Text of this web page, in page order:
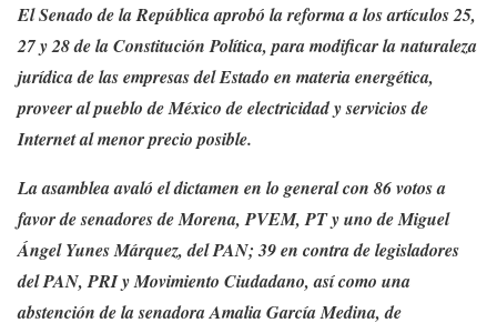
El Senado de la República aprobó la reforma a los artículos 25,
27 y 28 de la Constitución Política, para modificar la naturaleza
jurídica de las empresas del Estado en materia energética,
proveer al pueblo de México de electricidad y servicios de
Internet al menor precio posible.
La asamblea avaló el dictamen en lo general con 86 votos a
favor de senadores de Morena, PVEM, PT y uno de Miguel
Ángel Yunes Márquez, del PAN; 39 en contra de legisladores
del PAN, PRI y Movimiento Ciudadano, así como una
abstención de la senadora Amalia García Medina, de